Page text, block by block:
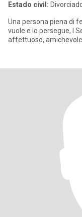
Estado civil:
Una persona piena di
vuole e lo persegue, l Sei obiettivi , onesta e con principi morali ,
affettuoso,